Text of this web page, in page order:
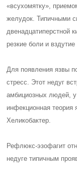
«всухомятку»,
желудок. Типичными
двенадцатиперстной
резкие боли и
Для появления язвы
стресс. Этот недуг
амбициозных людей,
инфекционная теория
Хеликобактер.
Рефлюкс-эзофагит
недуге типичным